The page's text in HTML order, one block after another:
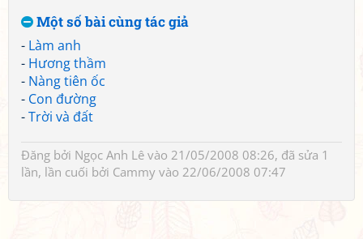
Một số bài cùng tác giả
- Làm anh
- Hương thầm
- Nàng tiên ốc
- Con đường
-Trời và đất
Đăng bởi Ngọc Anh Lê vào 21/05/2008 08:26, đã sửa 1
lần, lần cuối bởi Cammy vào 22/06/2008 07:47